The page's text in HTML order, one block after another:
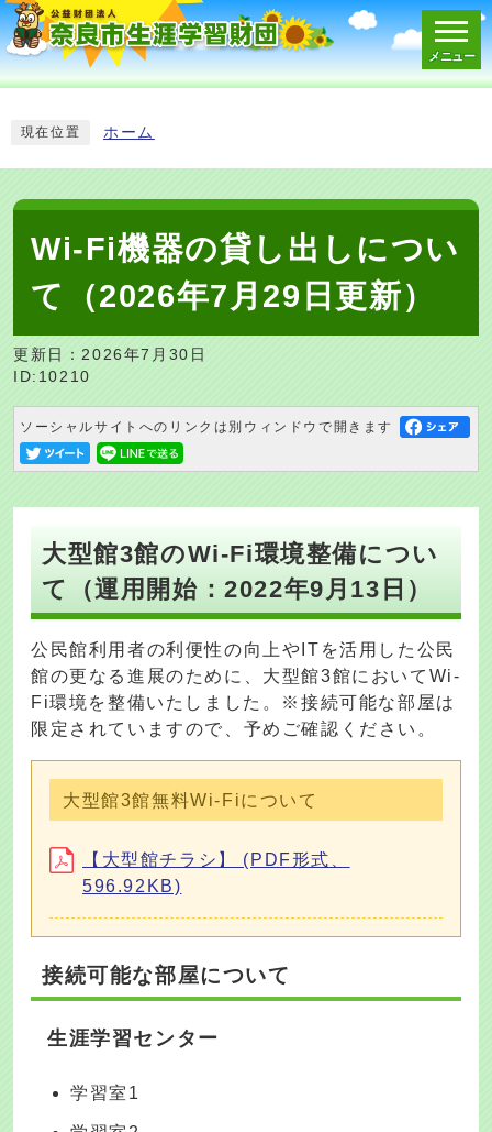
メニュー
現在位置 ホーム
Wi-Fi機器の貸し出しについ
て（2026年7月29日更新）
更新日：2026年7月30日
ID:10210
ソーシャルサイトへのリンクは別ウィンドウで開きます
大型館3館のWi-Fi環境整備につい
て（運用開始：2022年9月13日）
公民館利用者の利便性の向上やITを活用した公民
館の更なる進展のために、大型館3館においてWi-
Fi環境を整備いたしました。※接続可能な部屋は
限定されていますので、予めご確認ください。
大型館3館無料Wi-Fiについて
【大型館チラシ】 (PDF形式、
596.92KB)
接続可能な部屋について
生涯学習センター
学習室1